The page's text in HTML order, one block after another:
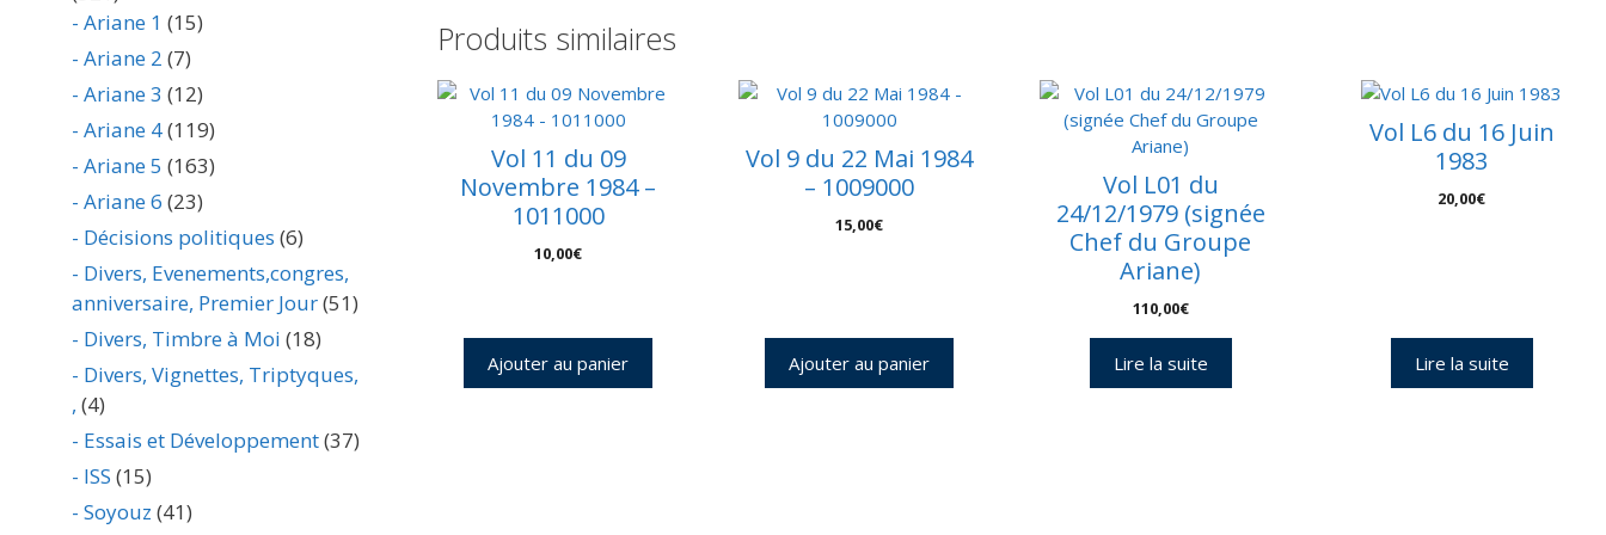
C
42
Produits similaires
Vol 11 du 09
Novembre 1984 –
1011000
10,00€
Ajouter au panier
Vol 9 du 22 Mai 1984
– 1009000
15,00€
Ajouter au panier
Vol L01 du
24/12/1979 (signée
Chef du Groupe
Ariane)
110,00€
Lire la suite
Vol L6 du 16 Juin
1983
20,00€
Lire la suite
- Ariane 1 (15)
- Ariane 2 (7)
- Ariane 3 (12)
- Ariane 4(119)
- Ariane 5 (163)
- Ariane 6 (23)
- Décisions politiques (6)
- Divers, Evenements,congres,
anniversaire, Premier Jour(51)
- Divers, Timbre à Moi (18)
- Divers, Vignettes, Triptyques,
, (4)
- Essais et Développement(37)
- ISS (15)
- Soyouz (41)